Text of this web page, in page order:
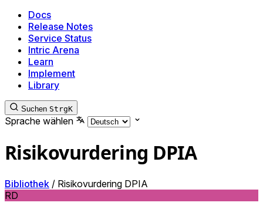
Docs
Release Notes
Service Status
Intric Arena
Learn
Implement
Library
Suchen StrgK
Sprache wählen
Risikovurdering DPIA
Bibliothek / Risikovurdering DPIA
RD